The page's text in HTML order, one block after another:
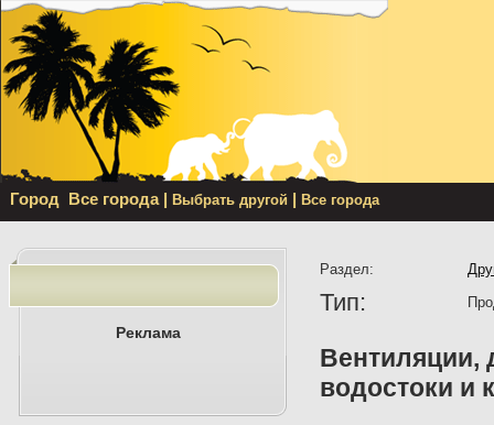
Город Все города | Выбрать другой | Все города
Реклама
Раздел:
Тип:
водостоки и